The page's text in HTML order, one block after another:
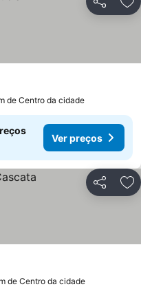
Partilhar
de Centro da cidade
Ver preços
Partilhar
de Centro da cidade